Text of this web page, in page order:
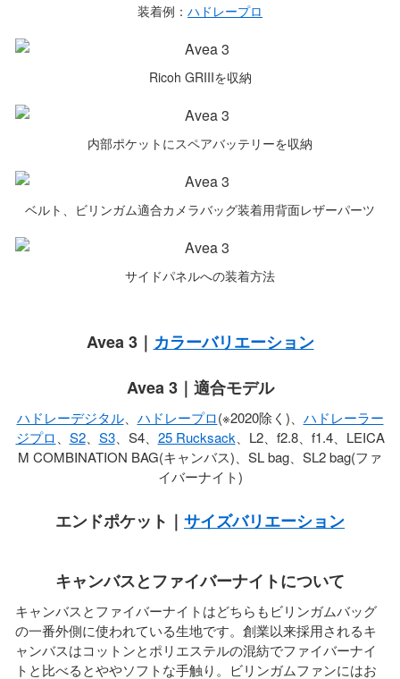
装着例： ハドレープロ
Ricoh GRIIIを収納
内部ポケットにスペアバッテリーを収納
ベルト、ビリンガム適合カメラバッグ装着用背面レザーパーツ
サイドパネルへの装着方法
Avea 3｜ カラーバリエーション
Avea 3｜適合モデル
ハドレーデジタル、 ハドレープロ(※2020除く)、 ハドレーラー
ジプロ、 S2、 S3、S4、 25 Rucksack、L2、f2.8、f1.4、LEICA
M COMBINATION BAG(キャンバス)、SL bag、SL2 bag(ファ
イバーナイト)
エンドポケット｜ サイズバリエーション
キャンバスとファイバーナイトについて
キャンバスとファイバーナイトはどちらもビリンガムバッグ
の一番外側に使われている生地です。創業以来採用されるキ
ャンバスはコットンとポリエステルの混紡でファイバーナイ
トと比べるとややソフトな手触り。ビリンガムファンにはお